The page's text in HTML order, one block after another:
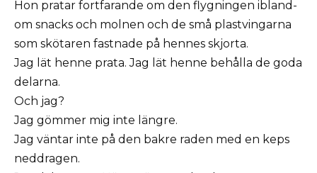
Hon pratar fortfarande om den flygningen ibland-
om snacks och molnen och de små plastvingarna
som skötaren fastnade på hennes skjorta.
Jag lät henne prata. Jag lät henne behålla de goda
delarna.
Och jag?
Jag gömmer mig inte längre.
Jag väntar inte på den bakre raden med en keps
neddragen.